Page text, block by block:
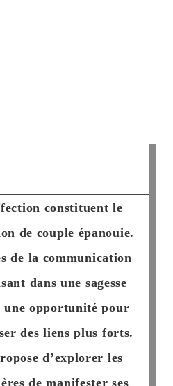
constituent le
de couple épanouie.
de la communication
dans une sagesse
une opportunité pour
des liens plus forts.
d’explorer les
de manifester ses